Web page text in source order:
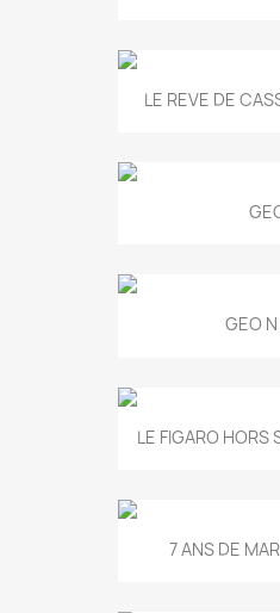
LE REVE DE
GEO
LE FIGARO HORS
7 ANS DE